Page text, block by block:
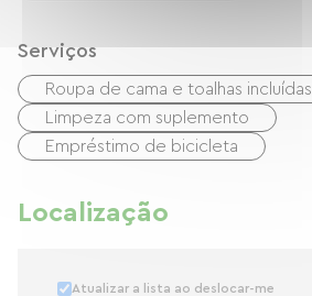
Serviços
Roupa de cama e toalhas incluídas
Limpeza com suplemento
Empréstimo de bicicleta
Localização
Atualizar a lista ao deslocar-me